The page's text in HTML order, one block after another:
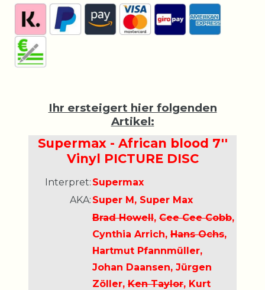
Ihr ersteigert hier folgenden
Artikel:
Supermax - African blood 7''
Vinyl PICTURE DISC
Interpret: Supermax
AKA: Super M, Super Max
Brad Howell, Cee Cee Cobb,
Cynthia Arrich, Hans Ochs,
Hartmut Pfannmüller,
Johan Daansen, Jürgen
Zöller, Ken Taylor, Kurt